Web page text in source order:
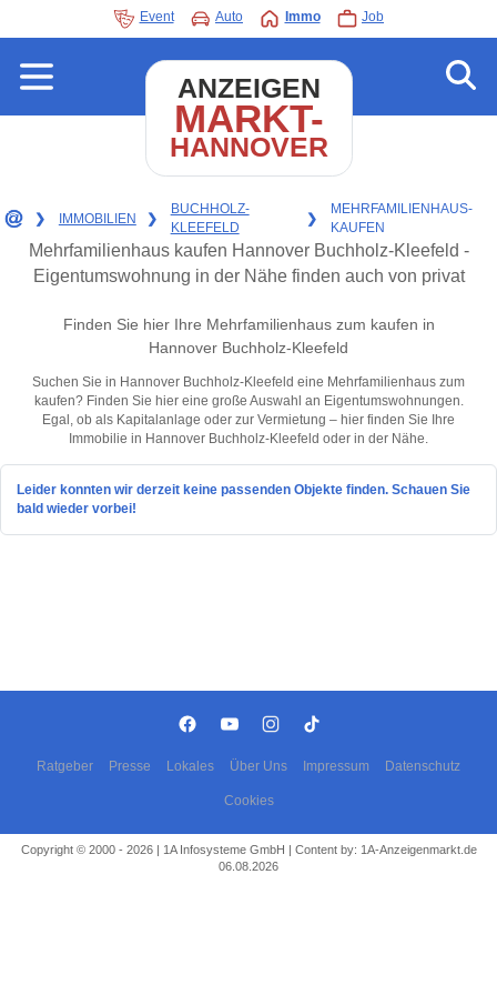
Event Auto Immo Job
ANZEIGEN
MARKT-
HANNOVER
❯ IMMOBILIEN ❯
BUCHHOLZ-
KLEEFELD
❯
MEHRFAMILIENHAUS-
KAUFEN
Mehrfamilienhaus kaufen Hannover Buchholz-Kleefeld -
Eigentumswohnung in der Nähe finden auch von privat
Finden Sie hier Ihre Mehrfamilienhaus zum kaufen in
Hannover Buchholz-Kleefeld
Suchen Sie in Hannover Buchholz-Kleefeld eine Mehrfamilienhaus zum
kaufen? Finden Sie hier eine große Auswahl an Eigentumswohnungen.
Egal, ob als Kapitalanlage oder zur Vermietung – hier finden Sie Ihre
Immobilie in Hannover Buchholz-Kleefeld oder in der Nähe.
Leider konnten wir derzeit keine passenden Objekte finden. Schauen Sie
bald wieder vorbei!
Ratgeber Presse Lokales Über Uns Impressum Datenschutz
Cookies
Copyright © 2000 - 2026 | 1A Infosysteme GmbH | Content by: 1A-Anzeigenmarkt.de
06.08.2026